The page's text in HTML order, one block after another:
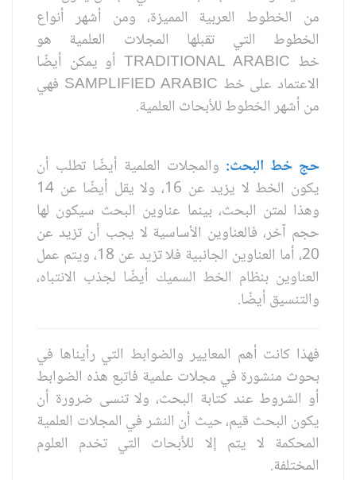
من الخطوط العربية المميزة، ومن أشهر أنواع
الخطوط التي تقبلها المجلات العلمية هو
خط TRADITIONAL ARABIC أو يمكن أيضًا
الاعتماد على خط SAMPLIFIED ARABIC فهي
من أشهر الخطوط للأبحاث العلمية.
حج خط البحث: والمجلات العلمية أيضًا تطلب أن
يكون الخط لا يزيد عن 16، ولا يقل أيضًا عن 14
وهذا لمتن البحث، بينما عناوين البحث سيكون لها
حجم آخر، فالعناوين الأساسية لا يجب أن تزيد عن
20، أما العناوين الجانبية فلا تزيد عن 18، ويتم عمل
العناوين بنظام الخط السميك أيضًا لجذب الانتباه،
والتنسيق أيضًا.
فهذا كانت أهم المعايير والضوابط التي رأيناها في
بحوث منشورة في مجلات علمية فاتبع هذه الضوابط
أو الشروط عند كتابة البحث، ولا تنسى ضرورة أن
يكون البحث قيم، حيث أن النشر في المجلات العلمية
المحكمة لا يتم إلا للأبحاث التي تخدم العلوم
المختلفة.